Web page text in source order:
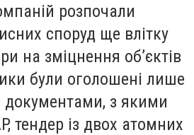
розпочали
споруд ще влітку
на зміцнення об’єктів
були оголошені лише
документами, з якими
тендер із двох атомних